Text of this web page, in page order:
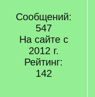
Сообщений:
547
На сайте с
2012 г.
Рейтинг:
142